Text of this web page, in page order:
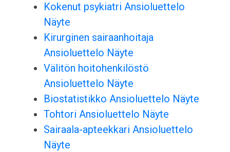
Kokenut psykiatri Ansioluettelo
Näyte
Kirurginen sairaanhoitaja
Ansioluettelo Näyte
Välitön hoitohenkilöstö
Ansioluettelo Näyte
Biostatistikko Ansioluettelo Näyte
Tohtori Ansioluettelo Näyte
Sairaala-apteekkari Ansioluettelo
Näyte